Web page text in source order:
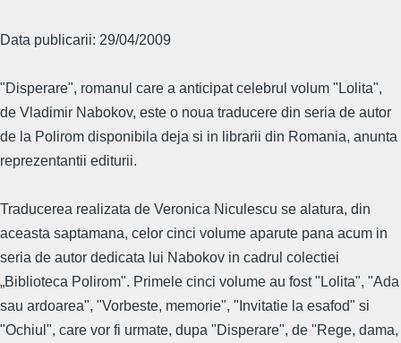
Data publicarii: 29/04/2009
"Disperare", romanul care a anticipat celebrul volum "Lolita",
de Vladimir Nabokov, este o noua traducere din seria de autor
de la Polirom disponibila deja si in librarii din Romania, anunta
reprezentantii editurii.
Traducerea realizata de Veronica Niculescu se alatura, din
aceasta saptamana, celor cinci volume aparute pana acum in
seria de autor dedicata lui Nabokov in cadrul colectiei
„Biblioteca Polirom". Primele cinci volume au fost "Lolita", "Ada
sau ardoarea", "Vorbeste, memorie", "Invitatie la esafod" si
"Ochiul", care vor fi urmate, dupa "Disperare", de "Rege, dama,